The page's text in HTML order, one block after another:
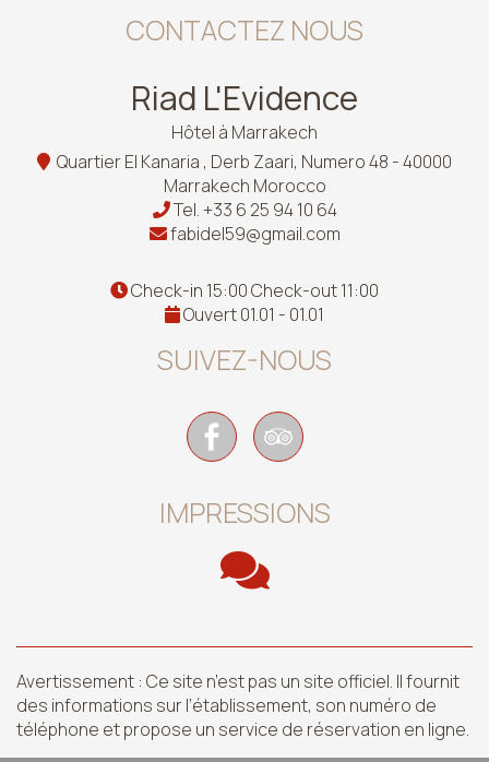
CONTACTEZ NOUS
Riad L'Evidence
Hôtel à Marrakech
Quartier El Kanaria , Derb Zaari, Numero 48 - 40000
Marrakech Morocco
Tel.+33 6 25 94 10 64
fabidel59@gmail.com
Check-in 15:00 Check-out 11:00
Ouvert 01.01 - 01.01
SUIVEZ-NOUS
IMPRESSIONS
Avertissement : Ce site n’est pas un site officiel. Il fournit
des informations sur l’établissement, son numéro de
téléphone et propose un service de réservation en ligne.